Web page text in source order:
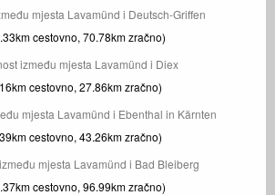
mjesta Lavamünd i Deutsch-Griffen
cestovno, 70.78km zračno)
između mjesta Lavamünd i Diex
cestovno, 27.86km zračno)
mjesta Lavamünd i Ebenthal in Kärnten
cestovno, 43.26km zračno)
mjesta Lavamünd i Bad Bleiberg
cestovno, 96.99km zračno)